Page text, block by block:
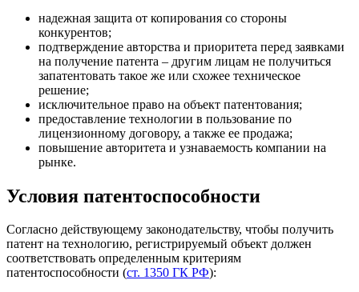
надежная защита от копирования со стороны
конкурентов;
подтверждение авторства и приоритета перед заявками
на получение патента – другим лицам не получиться
запатентовать такое же или схожее техническое
решение;
исключительное право на объект патентования;
предоставление технологии в пользование по
лицензионному договору, а также ее продажа;
повышение авторитета и узнаваемость компании на
рынке.
Условия патентоспособности
Согласно действующему законодательству, чтобы получить
патент на технологию, регистрируемый объект должен
соответствовать определенным критериям
патентоспособности (ст. 1350 ГК РФ):